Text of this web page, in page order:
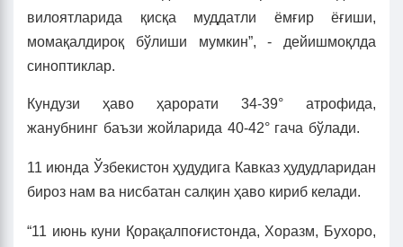
вилоятларида қисқа муддатли ёмғир ёғиши,
момақалдироқ бўлиши мумкин”, - дейишмоқлда
синоптиклар.
Кундузи ҳаво ҳарорати 34-39° атрофида,
жанубнинг баъзи жойларида 40-42° гача бўлади.
11 июнда Ўзбекистон ҳудудига Кавказ ҳудудларидан
бироз нам ва нисбатан салқин ҳаво кириб келади.
“11 июнь куни Қорақалпоғистонда, Хоразм, Бухоро,